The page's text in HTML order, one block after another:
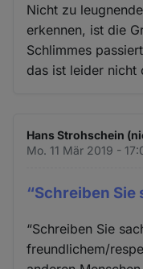
Nicht zu
erkennen, ist die
Schlimmes
das ist leider nicht
Hans Strohschein
Mo. 11 Mär 2019 -
“Schreiben Sie
“Schreiben Sie
freundlichem/